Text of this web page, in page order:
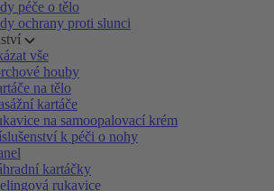
péče o tělo
ochrany proti slunci
vše
houby
na tělo
kartáče
na samoopalovací krém
k péči o nohy
kartáčky
rukavice